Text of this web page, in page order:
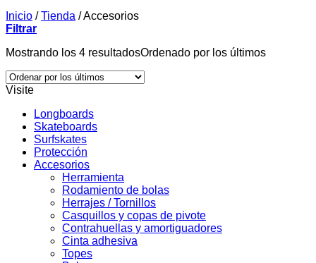
Inicio / Tienda /Accesorios
Filtrar
Mostrando los 4 resultadosOrdenado por los últimos
Visite
Longboards
Skateboards
Surfskates
Protección
Accesorios
Herramienta
Rodamiento de bolas
Herrajes / Tornillos
Casquillos y copas de pivote
Contrahuellas y amortiguadores
Cinta adhesiva
Topes